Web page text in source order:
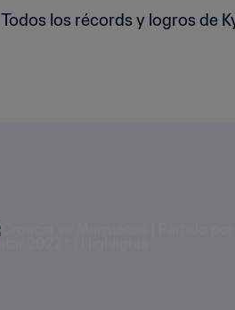
Todos los récords y logros de